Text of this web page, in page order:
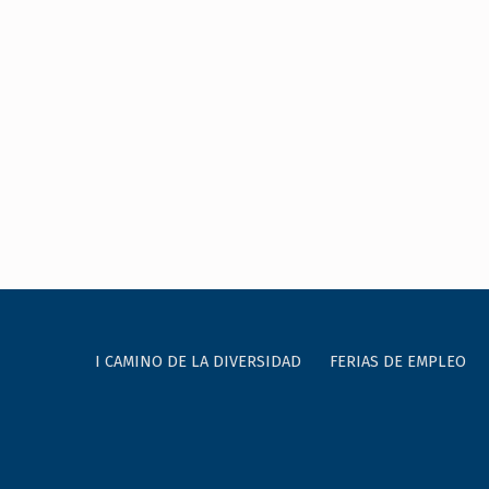
I CAMINO DE LA DIVERSIDAD FERIAS DE EMPLEO